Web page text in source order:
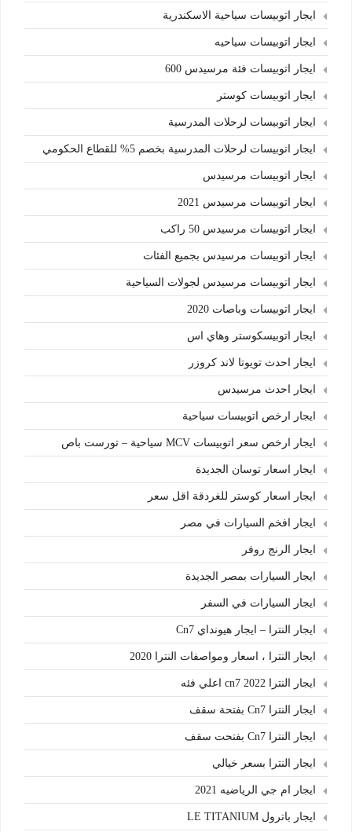
ايجار اتوبيسات سياحية الاسكندرية
ايجار اتوبيسات سياحيه
ايجار اتوبيسات فئة مرسيدس 600
ايجار اتوبيسات كوستر
ايجار اتوبيسات لرحلات المدرسية
ايجار اتوبيسات لرحلات المدرسية بخصم 5% للقطاع الحكومي
ايجار اتوبيسات مرسيدس
ايجار اتوبيسات مرسيدس 2021
ايجار اتوبيسات مرسيدس 50 راكب
ايجار اتوبيسات مرسيدس بجميع الفئات
ايجار اتوبيسات مرسيدس لجولات السياحية
ايجار اتوبيسات وباصات 2020
ايجار اتوبيسكوستر وهاي اس
ايجار احدث تويوتا لاند كروزر
ايجار احدث مرسيدس
ايجار ارخص اتوبيسات سياحية
ايجار ارخص سعر اتوبيسات MCV سياحية – تورست باص
ايجار اسعار توسان الجديدة
ايجار اسعار كوستر للغردقة اقل سعر
ايجار افخم السيارات في مصر
ايجار الرنج روفر
ايجار السيارات بمصر الجديدة
ايجار السيارات في السفر
ايجار النترا – ايجار هيونداي Cn7
ايجار النترا ، اسعار ومواصفات النترا 2020
ايجار النترا cn7 2022 اعلي فئه
ايجار النترا Cn7 بفتحة سقف
ايجار النترا Cn7 بفتحت سقف
ايجار النترا بسعر خيالي
ايجار ام جي الرياضيه 2021
ايجار باترول LE TITANIUM